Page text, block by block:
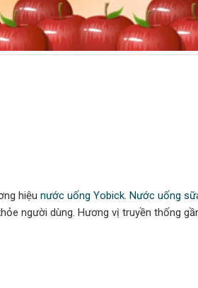
hiệunước uống Yobick.Nước uống
người dùng. Hương vị truyền thống